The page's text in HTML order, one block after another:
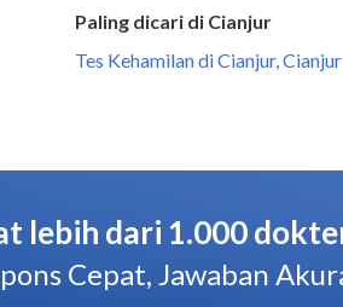
Paling dicari di Cianjur
Tes Kehamilan di Cianjur, Cianjur